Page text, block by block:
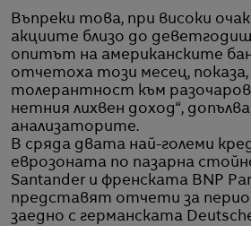
Въпреки това, при високи
акциите близо до
опитът на американските
отчетоха този месец, показа,
толерантност към
нетния лихвен доход“,
анализаторите.
В сряда двата най-големи
еврозоната по пазарна
Santander и френската BNP
представят отчети за
заедно с германската